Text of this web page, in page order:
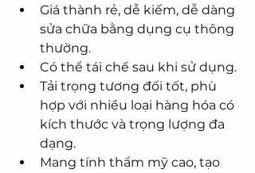
Giá thành rẻ, dễ kiếm, dễ dàng
sửa chữa bằng dụng cụ thông
thường.
Có thể tái chế sau khi sử dụng.
Tải trọng tương đối tốt, phù
hợp với nhiều loại hàng hóa có
kích thước và trọng lượng đa
dạng.
Mang tính thẩm mỹ cao, tạo